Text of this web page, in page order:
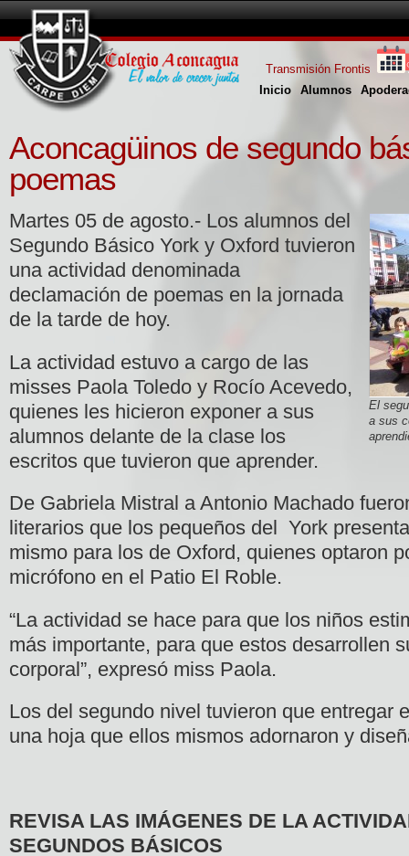
Inicio Alumnos
Transmisión Frontis
Aconcagüinos de segundo
poemas
El
a sus
Martes 05 de agosto.- Los alumnos del
Segundo Básico York y Oxford tuvieron
una actividad denominada
declamación de poemas en la jornada
de la tarde de hoy.
La actividad estuvo a cargo de las
misses Paola Toledo y Rocío Acevedo,
quienes les hicieron exponer a sus
alumnos delante de la clase los
escritos que tuvieron que aprender.
De Gabriela Mistral a Antonio Machado
literarios que los pequeños del York
mismo para los de Oxford, quienes optaron
micrófono en el Patio El Roble.
“La actividad se hace para que los niños
más importante, para que estos desarrollen
corporal”, expresó miss Paola.
Los del segundo nivel tuvieron que entregar
una hoja que ellos mismos adornaron y
REVISA LAS IMÁGENES DE LA
SEGUNDOS BÁSICOS